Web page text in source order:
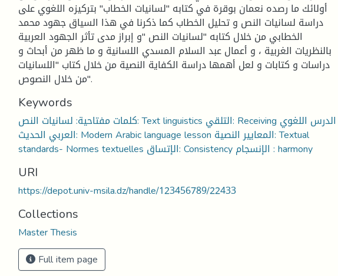
أولائك ما رصده نعمان بوقرة في كتابه "لسانيات الخطاب" بتركيزه اللغوي على
دراسة لسانيات النص و تحليل الخطاب كما ذكرنا في هذا السياق جهود محمد
الخطابي من خلال كتابه "لسانيات النص "و إبراز مدى تأثر الجهود العربية
بالنظريات الغربية ، و أعمال عبد السلام المسدي اللسانية و ما ظهر من أبحاث و
دراسات و كتابات و لعل أهمها دراسة الكفاية النصية من خلال كتاب "اللسانيات
من خلال النصوص".
Keywords
كلمات مفتاحية: لسانيات النص: Text linguistics التلقي: Receiving الدرس اللغوي
العربي الحديث: Modern Arabic language lesson المعايير النصية: Textual
standards- Normes textuelles الإتساق: Consistency الإنسجام : harmony
URI
https://depot.univ-msila.dz/handle/123456789/22433
Collections
Master Thesis
Full item page